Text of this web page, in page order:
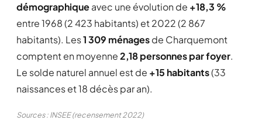
démographiqueavec une évolution de +18,3 %
entre 1968 (2 423 habitants) et 2022 (2 867
habitants). Les1 309 ménagesde Charquemont
comptent en moyenne2,18 personnes par foyer.
Le solde naturel annuel est de +15 habitants(33
naissances et 18 décès par an).
Sources : INSEE (recensement 2022)